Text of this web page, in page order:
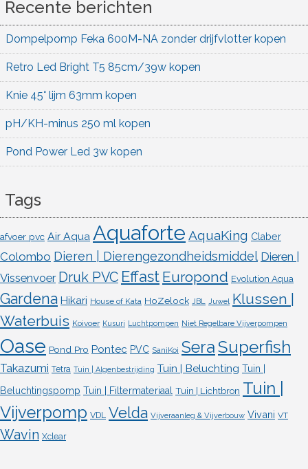
Recente berichten
Dompelpomp Feka 600M-NA zonder drijfvlotter kopen
Retro Led Bright T5 85cm/39w kopen
Knie 45° lijm 63mm kopen
pH/KH-minus 250 ml kopen
Pond Power Led 3w kopen
Tags
afvoer pvc Air Aqua Aquaforte AquaKing Claber
Colombo Dieren | Dierengezondheidsmiddel Dieren |
Vissenvoer Druk PVC Effast Europond Evolution Aqua
Gardena Hikari House of Kata HoZelock JBL Juwel Klussen |
Waterbuis Koivoer Kusuri Luchtpompen Niet Regelbare Vijverpompen
Oase Pond Pro Pontec PVC SaniKoi SeraSuperfish
Takazumi Tetra Tuin | Algenbestrijding Tuin | Beluchting Tuin |
Beluchtingspomp Tuin | Filtermateriaal Tuin | Lichtbron Tuin |
Vijverpomp VDL Velda Vijveraanleg & Vijverbouw Vivani VT
Wavin Xclear